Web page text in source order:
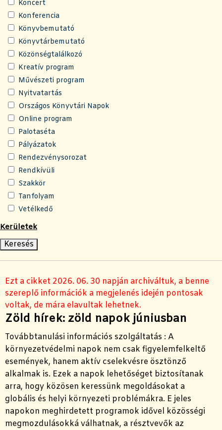
Koncert
Konferencia
Könyvbemutató
Könyvtárbemutató
Közönségtalálkozó
Kreatív program
Művészeti program
Nyitvatartás
Országos Könyvtári Napok
Online program
Palotaséta
Pályázatok
Rendezvénysorozat
Rendkívüli
Szakkör
Tanfolyam
Vetélkedő
Kerületek
Ezt a cikket 2026. 06. 30 napján archiváltuk, a benne
szereplő információk a megjelenés idején pontosak
voltak, de mára elavultak lehetnek.
Zöld hírek: zöld napok júniusban
Továbbtanulási információs szolgáltatás : A
környezetvédelmi napok nem csak figyelemfelkeltő
események, hanem aktív cselekvésre ösztönző
alkalmak is. Ezek a napok lehetőséget biztosítanak
arra, hogy közösen keressünk megoldásokat a
globális és helyi környezeti problémákra. E jeles
napokon meghirdetett programok idővel közösségi
megmozdulásokká válhatnak, a résztvevők az